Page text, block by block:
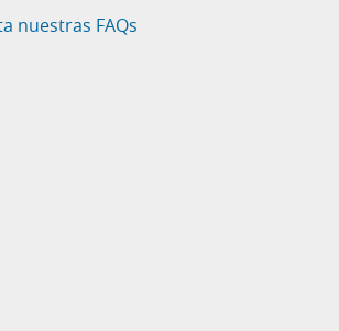
nuestras FAQs